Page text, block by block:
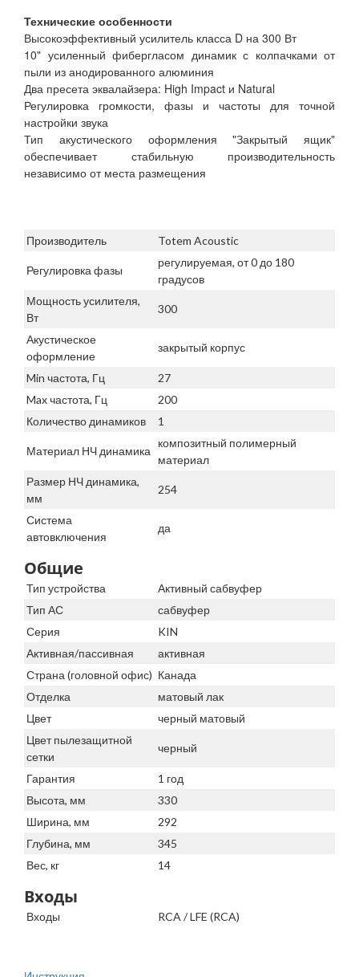
Технические особенности
Высокоэффективный усилитель класса D на 300 Вт
10" усиленный фибергласом динамик с колпачками от
пыли из анодированного алюминия
Два пресета эквалайзера: High Impact и Natural
Регулировка громкости, фазы и частоты для точной
настройки звука
Тип акустического оформления "Закрытый ящик"
обеспечивает стабильную производительность
независимо от места размещения
Производитель Totem Acoustic
Регулировка фазы
регулируемая, от 0 до 180
градусов
Мощность усилителя,
Вт
300
Акустическое
оформление
закрытый корпус
Min частота, Гц
27
Max частота, Гц
200
Количество динамиков
1
Материал НЧ динамика
композитный полимерный
материал
Размер НЧ динамика,
мм
254
Система
автовключения
да
Общие
Тип устройства
Активный сабвуфер
Тип АС
сабвуфер
Серия
KIN
Активная/пассивная
активная
Страна (головной офис) Канада
Отделка
матовый лак
Цвет
черный матовый
Цвет пылезащитной
сетки
черный
Гарантия
1 год
Высота, мм
330
Ширина, мм
292
Глубина, мм
345
Вес, кг
14
Входы
Входы RCA / LFE (RCA)